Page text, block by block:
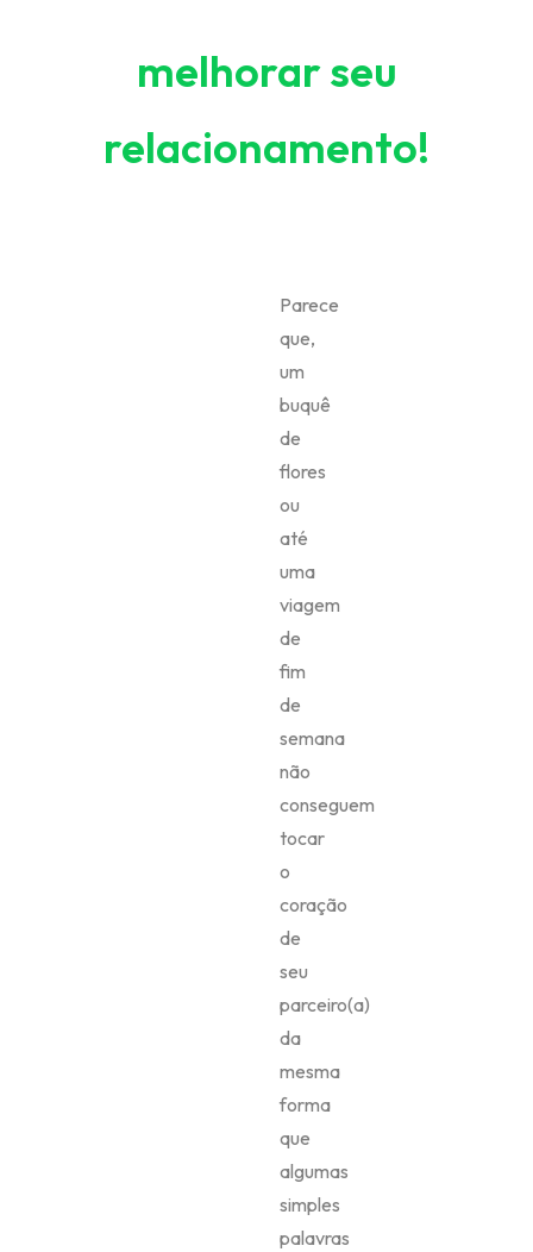
melhorar seu
relacionamento!
Parece
que,
um
buquê
de
flores
ou
até
uma
viagem
de
fim
de
semana
não
conseguem
tocar
o
coração
de
seu
parceiro(a)
da
mesma
forma
que
algumas
simples
palavras